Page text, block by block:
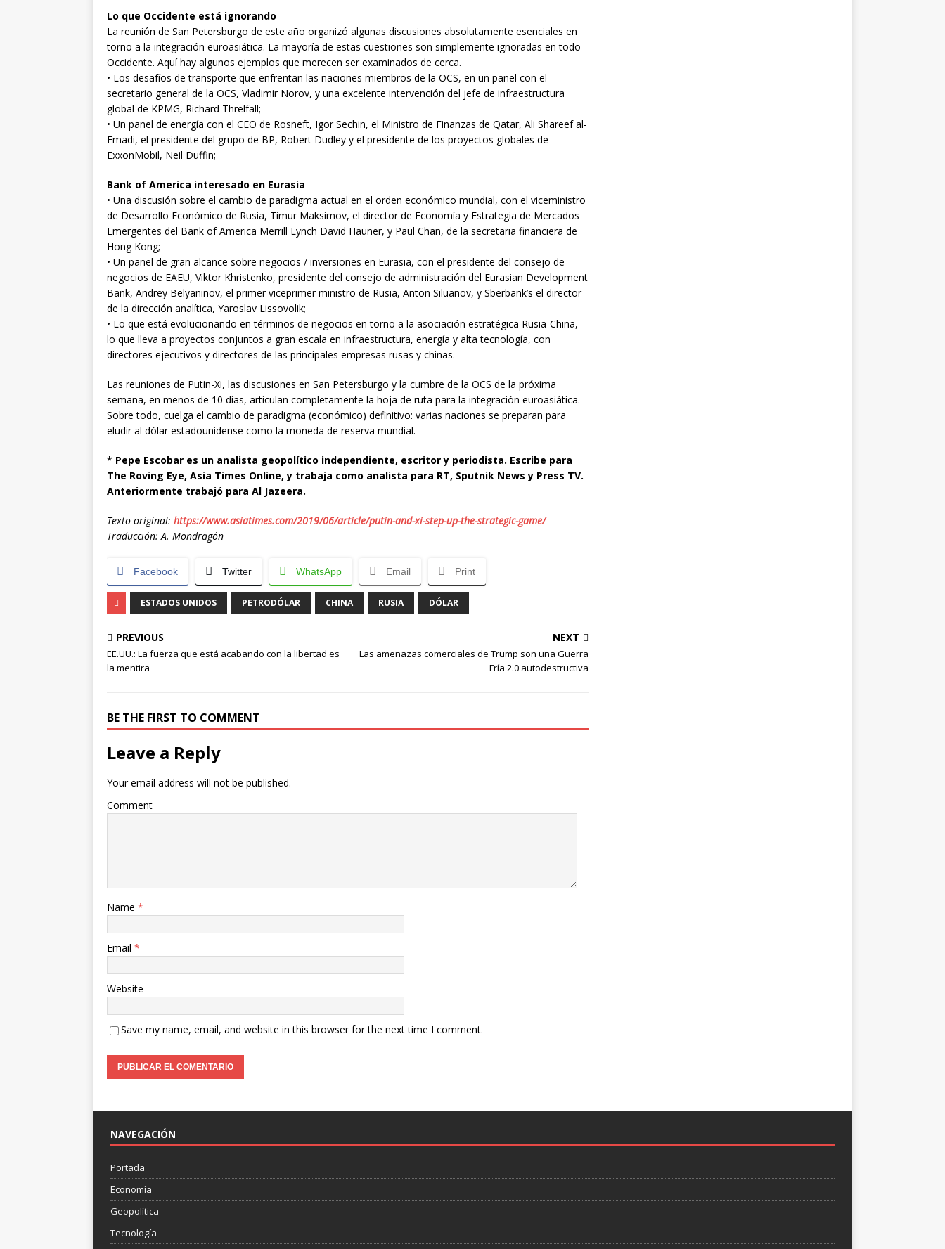
Lo que Occidente está ignorando
La reunión de San Petersburgo de este año organizó algunas discusiones absolutamente esenciales en
torno a la integración euroasiática. La mayoría de estas cuestiones son simplemente ignoradas en todo
Occidente. Aquí hay algunos ejemplos que merecen ser examinados de cerca.
• Los desafíos de transporte que enfrentan las naciones miembros de la OCS, en un panel con el
secretario general de la OCS, Vladimir Norov, y una excelente intervención del jefe de infraestructura
global de KPMG, Richard Threlfall;
• Un panel de energía con el CEO de Rosneft, Igor Sechin, el Ministro de Finanzas de Qatar, Ali Shareef al-
Emadi, el presidente del grupo de BP, Robert Dudley y el presidente de los proyectos globales de
ExxonMobil, Neil Duffin;
Bank of America interesado en Eurasia
• Una discusión sobre el cambio de paradigma actual en el orden económico mundial, con el viceministro
de Desarrollo Económico de Rusia, Timur Maksimov, el director de Economía y Estrategia de Mercados
Emergentes del Bank of America Merrill Lynch David Hauner, y Paul Chan, de la secretaria financiera de
Hong Kong;
• Un panel de gran alcance sobre negocios / inversiones en Eurasia, con el presidente del consejo de
negocios de EAEU, Viktor Khristenko, presidente del consejo de administración del Eurasian Development
Bank, Andrey Belyaninov, el primer viceprimer ministro de Rusia, Anton Siluanov, y Sberbank’s el director
de la dirección analítica, Yaroslav Lissovolik;
• Lo que está evolucionando en términos de negocios en torno a la asociación estratégica Rusia-China,
lo que lleva a proyectos conjuntos a gran escala en infraestructura, energía y alta tecnología, con
directores ejecutivos y directores de las principales empresas rusas y chinas.
Las reuniones de Putin-Xi, las discusiones en San Petersburgo y la cumbre de la OCS de la próxima
semana, en menos de 10 días, articulan completamente la hoja de ruta para la integración euroasiática.
Sobre todo, cuelga el cambio de paradigma (económico) definitivo: varias naciones se preparan para
eludir al dólar estadounidense como la moneda de reserva mundial.
* Pepe Escobar es un analista geopolítico independiente, escritor y periodista. Escribe para
The Roving Eye, Asia Times Online, y trabaja como analista para RT, Sputnik News y Press TV.
Anteriormente trabajó para Al Jazeera.
Texto original: https://www.asiatimes.com/2019/06/article/putin-and-xi-step-up-the-strategic-game/
Traducción: A. Mondragón
Facebook Twitter WhatsApp Email Print
ESTADOS UNIDOS PETRODÓLAR CHINA RUSIA DÓLAR
PREVIOUS
EE.UU.: La fuerza que está acabando con la libertad es
la mentira
NEXT
Las amenazas comerciales de Trump son una Guerra
Fría 2.0 autodestructiva
BE THE FIRST TO COMMENT
Leave a Reply
Your email address will not be published.
Comment
Name *
Email *
Website
Save my name, email, and website in this browser for the next time I comment.
NAVEGACIÓN
Portada
Economía
Geopolítica
Tecnología